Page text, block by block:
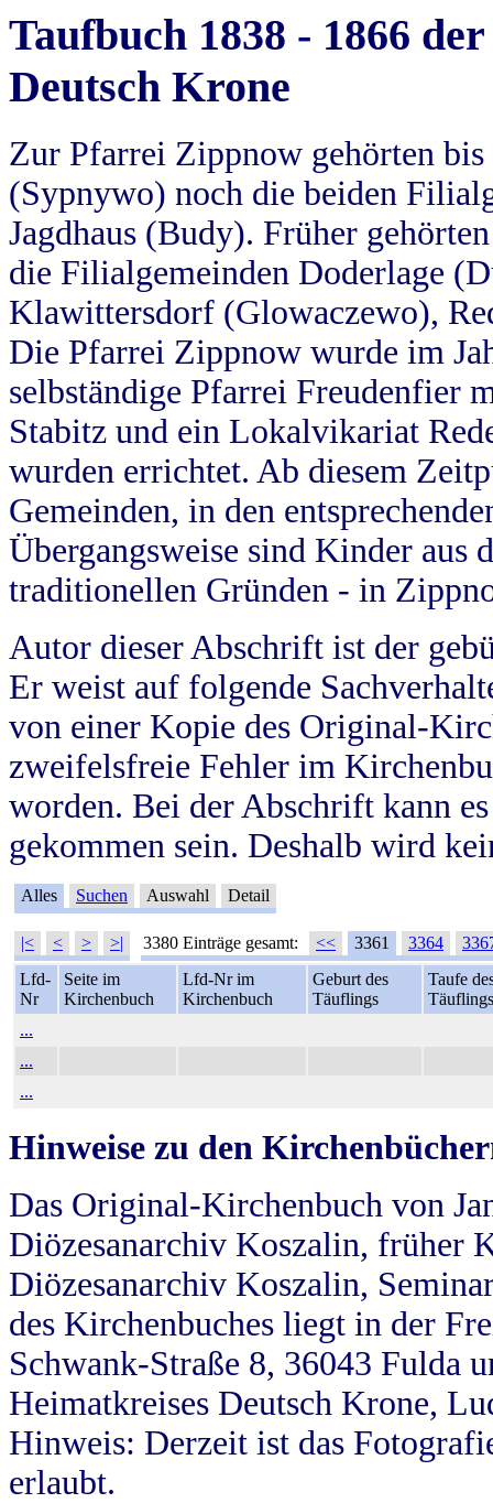
Taufbuch 1838 - 1866
Deutsch Krone
Zur Pfarrei Zippnow gehörten
(Sypnywo) noch die beiden
Jagdhaus (Budy). Früher
die Filialgemeinden Doderlage
Klawittersdorf (Glowaczewo),
Die Pfarrei Zippnow wurde im
selbständige Pfarrei Freudenfier
Stabitz und ein Lokalvikariat
wurden errichtet. Ab diesem
Gemeinden, in den
Übergangsweise sind Kinder aus
traditionellen Gründen - in
Autor dieser Abschrift ist der
Er weist auf folgende
von einer Kopie des Original-
zweifelsfreie Fehler im
worden. Bei der Abschrift kann
gekommen sein. Deshalb wird
Alles Suchen Auswahl Detail
|< < > >| 3380 Einträge gesamt: << 3361 3364
Lfd-
Nr
Seite im
Kirchenbuch
Lfd-Nr im
Kirchenbuch
Geburt des
Täuflings
Taufe
Täuflings
...
...
...
Hinweise zu den
Das Original-Kirchenbuch von
Diözesanarchiv Koszalin, früher
Diözesanarchiv Koszalin,
des Kirchenbuches liegt in der
Schwank-Straße 8, 36043 Fulda
Heimatkreises Deutsch Krone,
Hinweis: Derzeit ist das
erlaubt.